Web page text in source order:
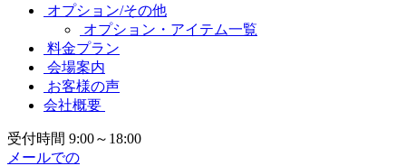
オプション/その他
オプション・アイテム一覧
料金プラン
会場案内
お客様の声
会社概要
受付時間 9:00～18:00
メールでの